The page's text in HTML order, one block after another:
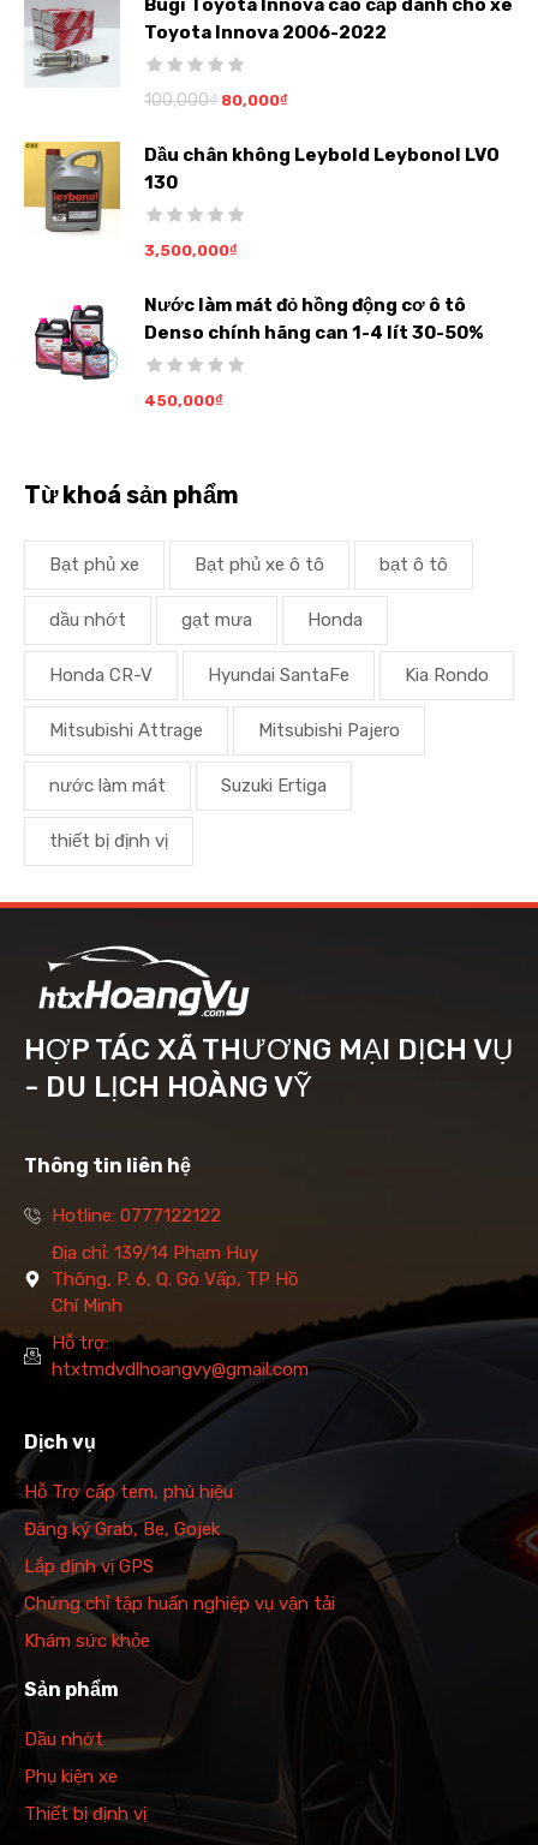
Bugi Toyota Innova cao cấp dành cho xe
Toyota Innova 2006-2022
100,000₫ 80,000₫
Dầu chân không Leybold Leybonol LVO
130
3,500,000₫
Nước làm mát đỏ hồng động cơ ô tô
Denso chính hãng can 1-4 lít 30-50%
450,000₫
Từ khoá sản phẩm
Bạt phủ xe Bạt phủ xe ô tô bạt ô tô
dầu nhớt gạt mưa Honda
Honda CR-V Hyundai SantaFe Kia Rondo
Mitsubishi Attrage Mitsubishi Pajero
nước làm mát Suzuki Ertiga
thiết bị định vị
HỢP TÁC XÃ THƯƠNG MẠI DỊCH VỤ
- DU LỊCH HOÀNG VỸ
Thông tin liên hệ
Hotline: 0777122122
Địa chỉ: 139/14 Phạm Huy
Thông, P. 6, Q. Gò Vấp, TP Hồ
Chí Minh
Hỗ trợ:
htxtmdvdlhoangvy@gmail.com
Dịch vụ
Hỗ Trợ cấp tem, phù hiệu
Đăng ký Grab, Be, Gojek
Lắp định vị GPS
Chứng chỉ tập huấn nghiệp vụ vận tải
Khám sức khỏe
Sản phẩm
Dầu nhớt
Phụ kiện xe
Thiết bị định vị